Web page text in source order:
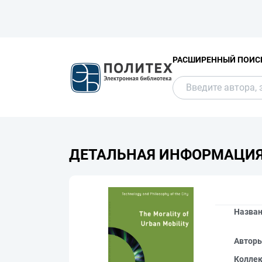
РАСШИРЕННЫЙ
ДЕТАЛЬНАЯ